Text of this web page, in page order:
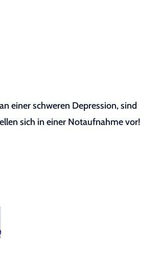
einer schweren Depression, sind
sich in einer Notaufnahme vor!